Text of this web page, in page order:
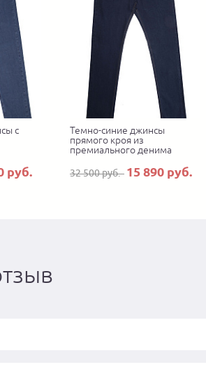
с
руб.
Темно-синие джинсы
прямого кроя из
премиального денима
32 500 руб. 15 890 руб.